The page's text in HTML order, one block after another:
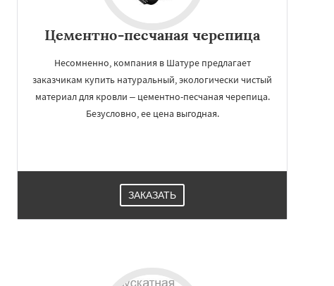
Цементно-песчаная черепица
Несомненно, компания в Шатуре предлагает
заказчикам купить натуральный, экологически чистый
материал для кровли – цементно-песчаная черепица.
Безусловно, ее цена выгодная.
ЗАКАЗАТЬ